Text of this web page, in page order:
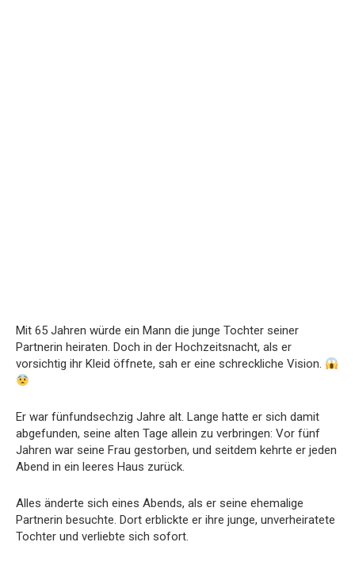
Mit 65 Jahren würde ein Mann die junge Tochter seiner
Partnerin heiraten. Doch in der Hochzeitsnacht, als er
vorsichtig ihr Kleid öffnete, sah er eine schreckliche Vision.
Er war fünfundsechzig Jahre alt. Lange hatte er sich damit
abgefunden, seine alten Tage allein zu verbringen: Vor fünf
Jahren war seine Frau gestorben, und seitdem kehrte er jeden
Abend in ein leeres Haus zurück.
Alles änderte sich eines Abends, als er seine ehemalige
Partnerin besuchte. Dort erblickte er ihre junge, unverheiratete
Tochter und verliebte sich sofort.